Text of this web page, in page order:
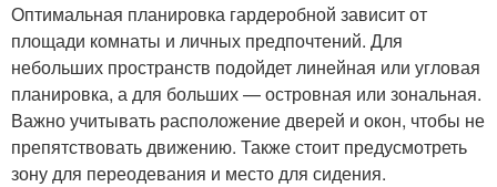
Оптимальная планировка гардеробной зависит от
площади комнаты и личных предпочтений. Для
небольших пространств подойдет линейная или угловая
планировка, а для больших — островная или зональная.
Важно учитывать расположение дверей и окон, чтобы не
препятствовать движению. Также стоит предусмотреть
зону для переодевания и место для сидения.